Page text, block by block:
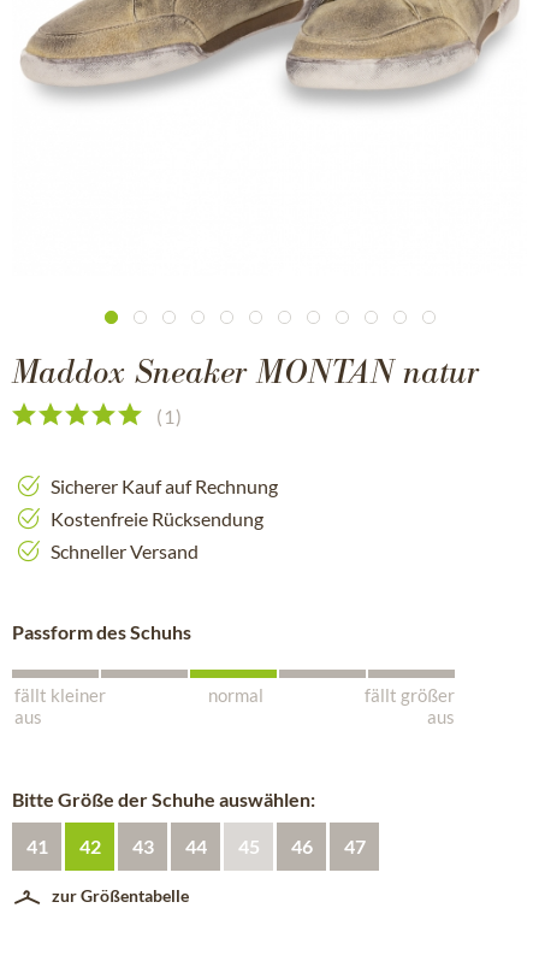
Maddox Sneaker MONTAN natur
( 1)
Sicherer Kauf auf Rechnung
Kostenfreie Rücksendung
Schneller Versand
Passform des Schuhs
fällt kleiner
aus
normal
fällt größer
aus
Bitte Größe der Schuhe auswählen:
41 42 43 44 45 46 47
zur Größentabelle